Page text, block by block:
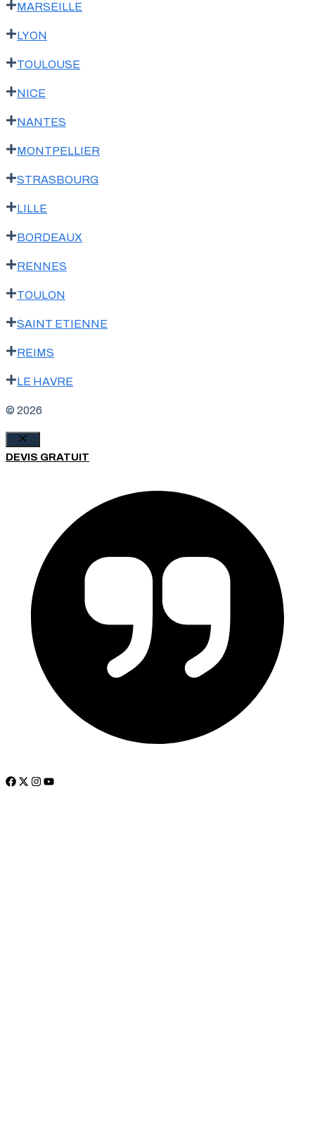
MARSEILLE
LYON
TOULOUSE
NICE
NANTES
MONTPELLIER
STRASBOURG
LILLE
BORDEAUX
RENNES
TOULON
SAINT ETIENNE
REIMS
LE HAVRE
© 2026
Fermer
DEVIS GRATUIT